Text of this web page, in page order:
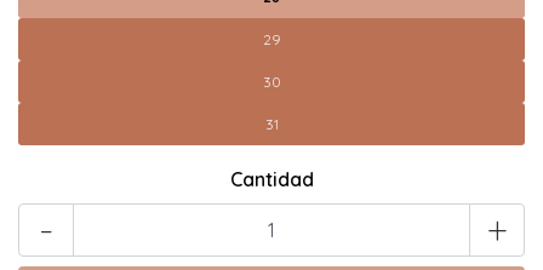
29
30
31
Cantidad
- +